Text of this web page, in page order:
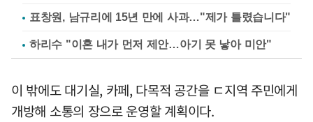
표창원, 남규리에 15년 만에 사과…"제가 틀렸습니다"
하리수 "이혼 내가 먼저 제안…아기 못 낳아 미안"
이 밖에도 대기실, 카페, 다목적 공간을 ㄷ지역 주민에게
개방해 소통의 장으로 운영할 계획이다.